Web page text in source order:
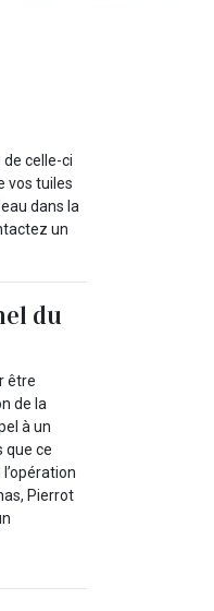
celle-ci
vos tuiles
dans la
un
du
être
de la
à un
que ce
Pierrot